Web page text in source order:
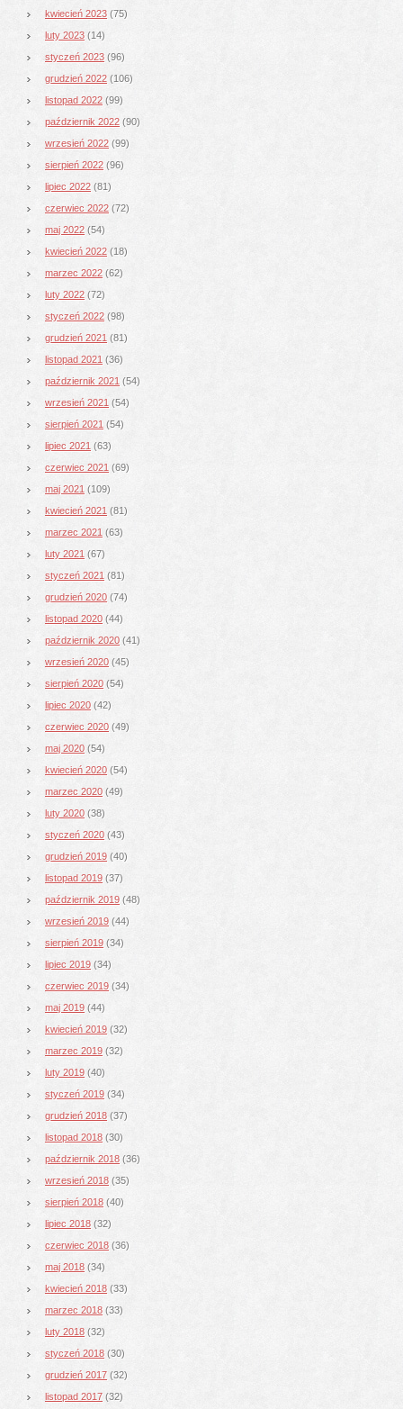
kwiecień 2023 (75)
luty 2023 (14)
styczeń 2023 (96)
grudzień 2022 (106)
listopad 2022 (99)
październik 2022 (90)
wrzesień 2022 (99)
sierpień 2022 (96)
lipiec 2022 (81)
czerwiec 2022 (72)
maj 2022 (54)
kwiecień 2022 (18)
marzec 2022 (62)
luty 2022 (72)
styczeń 2022 (98)
grudzień 2021 (81)
listopad 2021 (36)
październik 2021 (54)
wrzesień 2021 (54)
sierpień 2021 (54)
lipiec 2021 (63)
czerwiec 2021 (69)
maj 2021 (109)
kwiecień 2021 (81)
marzec 2021 (63)
luty 2021 (67)
styczeń 2021 (81)
grudzień 2020 (74)
listopad 2020 (44)
październik 2020 (41)
wrzesień 2020 (45)
sierpień 2020 (54)
lipiec 2020 (42)
czerwiec 2020 (49)
maj 2020 (54)
kwiecień 2020 (54)
marzec 2020 (49)
luty 2020 (38)
styczeń 2020 (43)
grudzień 2019 (40)
listopad 2019 (37)
październik 2019 (48)
wrzesień 2019 (44)
sierpień 2019 (34)
lipiec 2019 (34)
czerwiec 2019 (34)
maj 2019 (44)
kwiecień 2019 (32)
marzec 2019 (32)
luty 2019 (40)
styczeń 2019 (34)
grudzień 2018 (37)
listopad 2018 (30)
październik 2018 (36)
wrzesień 2018 (35)
sierpień 2018 (40)
lipiec 2018 (32)
czerwiec 2018 (36)
maj 2018 (34)
kwiecień 2018 (33)
marzec 2018 (33)
luty 2018 (32)
styczeń 2018 (30)
grudzień 2017 (32)
listopad 2017 (32)